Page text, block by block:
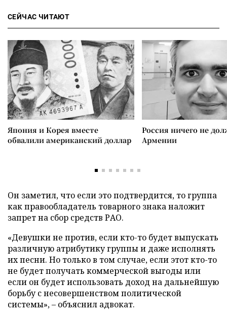
СЕЙЧАС ЧИТАЮТ
Япония и Корея вместе
обвалили американский доллар
Россия ничего не
Армении
Он заметил, что если это подтвердится, то группа
как правообладатель товарного знака наложит
запрет на сбор средств РАО.
«Девушки не против, если кто-то будет выпускать
различную атрибутику группы и даже исполнять
их песни. Но только в том случае, если этот кто-то
не будет получать коммерческой выгоды или
если он будет использовать доход на дальнейшую
борьбу с несовершенством политической
системы», – объяснил адвокат.